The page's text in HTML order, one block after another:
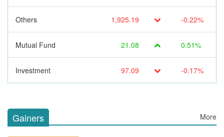
Others 1,925.19 -0.22%
Mutual Fund 21.08 0.51%
Investment 97.09 -0.17%
Gainers More